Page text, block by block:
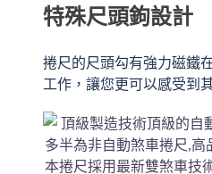
特殊尺頭鉤設計
捲尺的尺頭勾有強力磁鐵
工作，讓您更可以感受到